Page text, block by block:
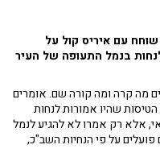
ניוז') שוחח עם איריס קול על
בנמל התעופה של העיר
מה קרה ומה קורה שם. אומרים
שהיו אמורות לנחות
אלא רק אמרו לא להגיע לנמל
על פי הנחיות השב"כ,